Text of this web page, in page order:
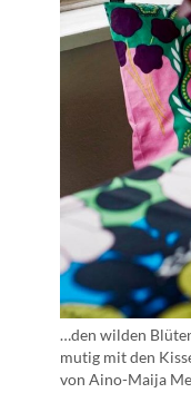
…den wilden
mutig mit den
von Aino-Maija